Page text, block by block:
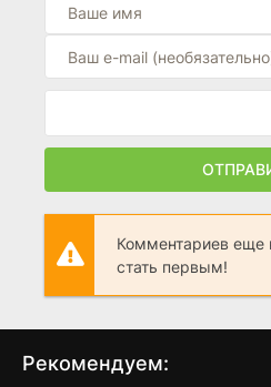
Комментариев еще
стать первым!
Рекомендуем: